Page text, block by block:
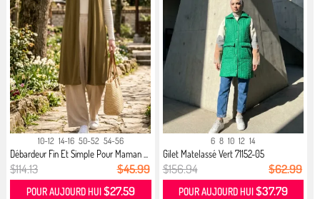
10-12 14-16 50-52 54-56
Débardeur Fin Et Simple Pour Maman ...
$114.13 $45.99
POUR AUJOURD HUI $27.59
6 8 10 12 14
Gilet Matelassé Vert 71152-05
$156.94 $62.99
POUR AUJOURD HUI $37.79